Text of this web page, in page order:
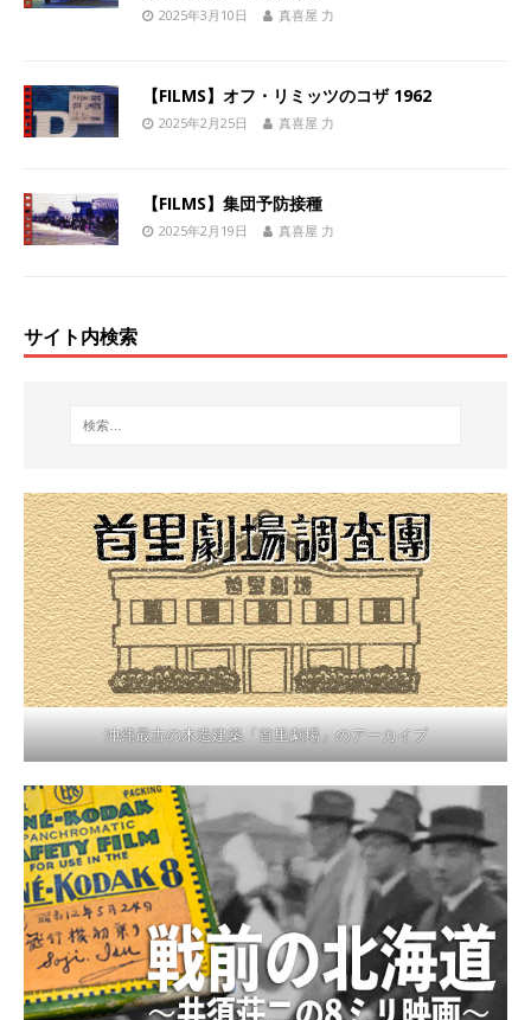
2025年3月10日 真喜屋 力
【FILMS】オフ・リミッツのコザ 1962
2025年2月25日 真喜屋 力
【FILMS】集団予防接種
2025年2月19日 真喜屋 力
サイト内検索
沖縄最古の木造建築「首里劇場」のアーカイブ